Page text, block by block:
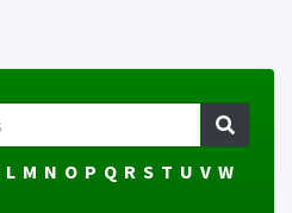
L M N O P Q R S T U V W